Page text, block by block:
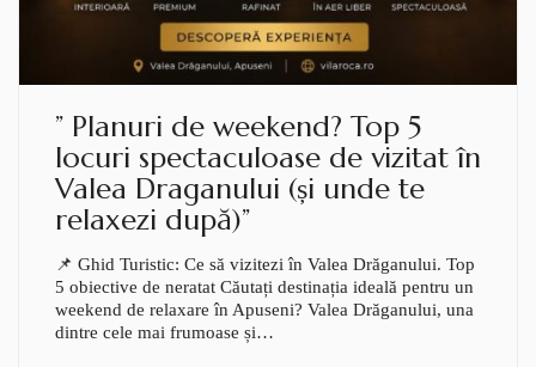
” Planuri de weekend? Top 5
locuri spectaculoase de vizitat în
Valea Draganului (și unde te
relaxezi după)”
📌 Ghid Turistic: Ce să vizitezi în Valea Drăganului. Top
5 obiective de neratat Căutați destinația ideală pentru un
weekend de relaxare în Apuseni? Valea Drăganului, una
dintre cele mai frumoase și…